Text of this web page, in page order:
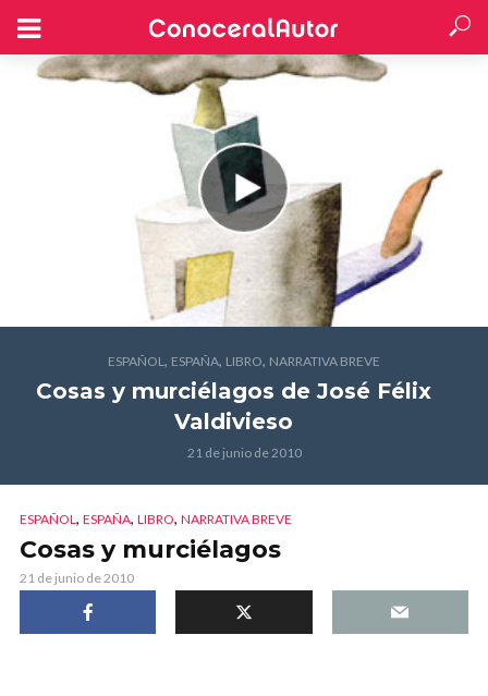
ESPAÑOL, ESPAÑA, LIBRO, NARRATIVA BREVE
Cosas y murciélagos de José Félix
Valdivieso
21 de junio de 2010
ESPAÑOL, ESPAÑA, LIBRO, NARRATIVA BREVE
Cosas y murciélagos
21 de junio de 2010